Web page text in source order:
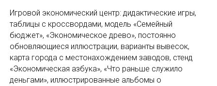
Игровой экономический центр: дидактические игры,
таблицы с кроссвордами, модель «Семейный
бюджет», «Экономическое древо», постоянно
обновляющиеся иллюстрации, варианты вывесок,
карта города с местонахождением заводов, стенд
«Экономическая азбука», «Что раньше служило
деньгами», иллюстрированные альбомы о